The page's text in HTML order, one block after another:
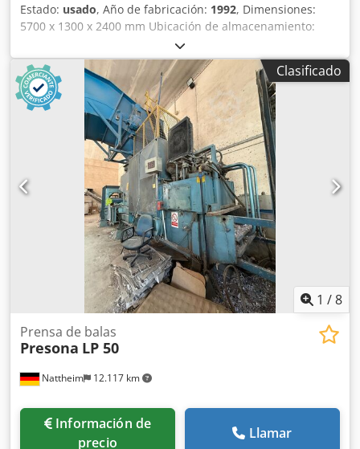
Estado: usado, Año de fabricación: 1992, Dimensiones:
5700 x 1300 x 2400 mm Ubicación de almacenamiento:
Nattheim Csdpfx Amovvkl Doksrf
Clasificado
1 /8
Nattheim 12.117 km
Prensa de balas
Presona LP 50
Información de
precio
Llamar